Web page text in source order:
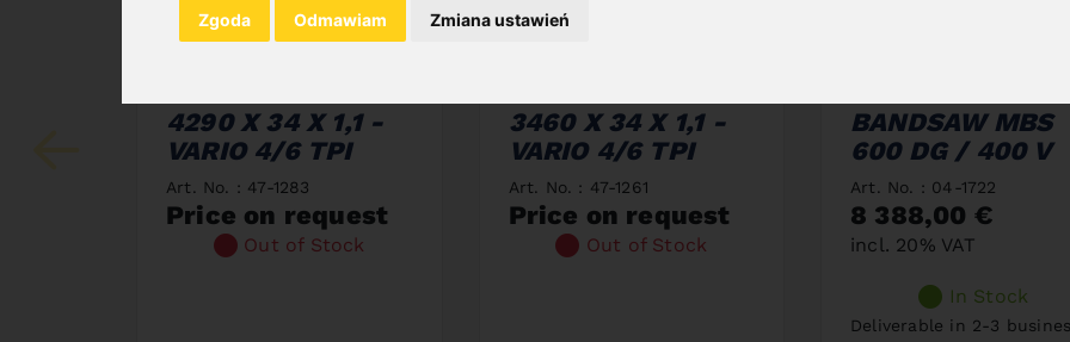
Zgoda Odmawiam Zmiana ustawień
4290 X 34 X 1,1 -
VARIO 4/6 TPI
Art. No. : 47-1283
Price on request
Out of Stock
3460 X 34 X 1,1 -
VARIO 4/6 TPI
Art. No. : 47-1261
Price on request
Out of Stock
BANDSAW MBS
600 DG / 400 V
Art. No. : 04-1722
8 388,00 €
incl. 20% VAT
In Stock
Deliverable in 2-3